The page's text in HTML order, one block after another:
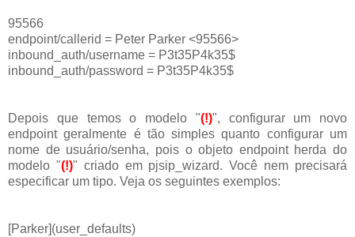
95566
endpoint/callerid = Peter Parker <95566>
inbound_auth/username = P3t35P4k35$
inbound_auth/password = P3t35P4k35$
Depois que temos o modelo "(!)", configurar um novo
endpoint geralmente é tão simples quanto configurar um
nome de usuário/senha, pois o objeto endpoint herda do
modelo "(!)" criado em pjsip_wizard. Você nem precisará
especificar um tipo. Veja os seguintes exemplos:
[Parker](user_defaults)